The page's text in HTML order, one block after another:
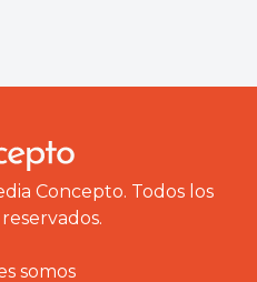
Concepto. Todos los
somos